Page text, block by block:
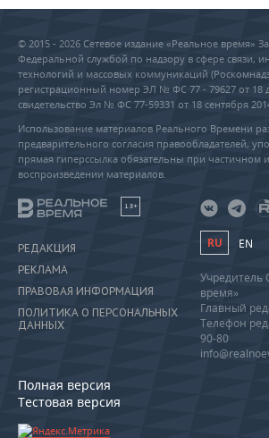
© 2015 - 2026 Сетевое издание «Реальное время»
Федеральной службой по надзору в сфере связи,
технологий и массовых коммуникаций
регистрационный номер ЭЛ № ФС 77 - 79627 от 18
свидетельство Эл № ФС 77-59331 от 18 сентября
Использование материалов Реального Времени
предварительного согласия правообладателей,
прямая гиперссылка обязательны при частичном
воспроизведении материалов.
18+
РЕДАКЦИЯ
РЕКЛАМА
ПРАВОВАЯ ИНФОРМАЦИЯ
ПОЛИТИКА О ПЕРСОНАЛЬНЫХ
ДАННЫХ
Полная версия
Тестовая версия
RU EN
Учредитель
время»
Главный
Телефон
90-80